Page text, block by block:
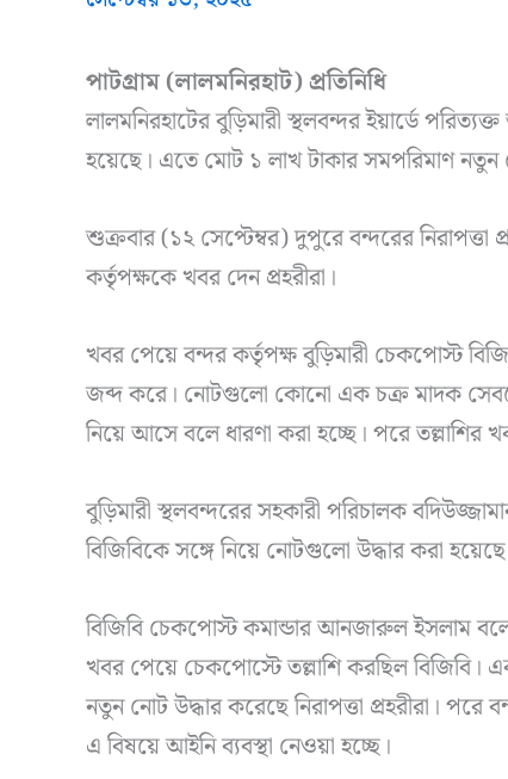
পাটগ্রাম (লালমনিরহাট) প্রতিনিধি
লালমনিরহাটের বুড়িমারী স্থলবন্দর ইয়ার্ডে
হয়েছে। এতে মোট ১ লাখ টাকার সমপরিমাণ নতুন
শুক্রবার (১২ সেপ্টেম্বর) দুপুরে বন্দরের
কর্তৃপক্ষকে খবর দেন প্রহরীরা।
খবর পেয়ে বন্দর কর্তৃপক্ষ বুড়িমারী চেকপোস্ট
জব্দ করে। নোটগুলো কোনো এক চক্র মাদক
নিয়ে আসে বলে ধারণা করা হচ্ছে। পরে তল্লাশির
বুড়িমারী স্থলবন্দরের সহকারী পরিচালক
বিজিবিকে সঙ্গে নিয়ে নোটগুলো উদ্ধার করা
বিজিবি চেকপোস্ট কমান্ডার আনজারুল ইসলাম
খবর পেয়ে চেকপোস্টে তল্লাশি করছিল বিজিবি।
নতুন নোট উদ্ধার করেছে নিরাপত্তা প্রহরীরা।
এ বিষয়ে আইনি ব্যবস্থা নেওয়া হচ্ছে।